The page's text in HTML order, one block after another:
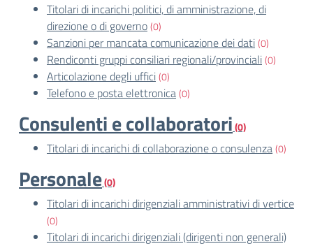
Titolari di incarichi politici, di amministrazione, di
direzione o di governo(0)
Sanzioni per mancata comunicazione dei dati(0)
Rendiconti gruppi consiliari regionali/provinciali(0)
Articolazione degli uffici(0)
Telefono e posta elettronica(0)
Consulenti e collaboratori(0)
Titolari di incarichi di collaborazione o consulenza(0)
Personale(0)
Titolari di incarichi dirigenziali amministrativi di vertice
(0)
Titolari di incarichi dirigenziali (dirigenti non generali)